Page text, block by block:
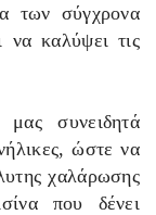
των σύγχρονα
να καλύψει τις
συνειδητά
ώστε να
χαλάρωσης
που δένει